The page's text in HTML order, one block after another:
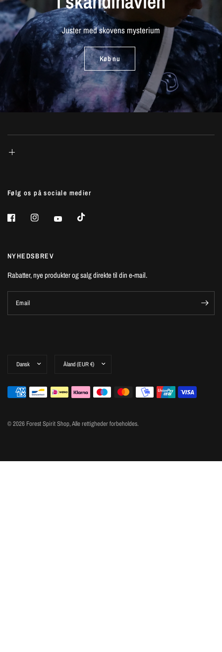
Justermedskovens mysterium
Køb nu
Følg os på sociale medier
NYHEDSBREV
Rabatter, nye produkter og salg direkte til din e-mail.
Email
© 2026 Forest Spirit Shop, Alle rettigheder forbeholdes.